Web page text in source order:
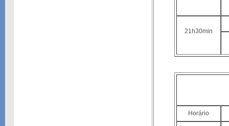
21h30min
Horário